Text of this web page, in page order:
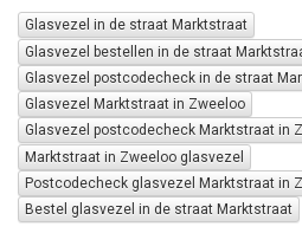
Glasvezel in de straat Marktstraat
Glasvezel bestellen in de straat
Glasvezel postcodecheck in de straat
Glasvezel Marktstraat in Zweeloo
Glasvezel postcodecheck Marktstraat in
Marktstraat in Zweeloo glasvezel
Postcodecheck glasvezel Marktstraat in
Bestel glasvezel in de straat Marktstraat